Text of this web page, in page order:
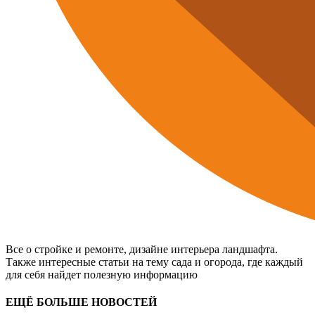
Все о стройке и ремонте, дизайне интерьера ландшафта.
Также интересные статьи на тему сада и огорода, где каждый
для себя найдет полезную информацию
ЕЩЁ БОЛЬШЕ НОВОСТЕЙ